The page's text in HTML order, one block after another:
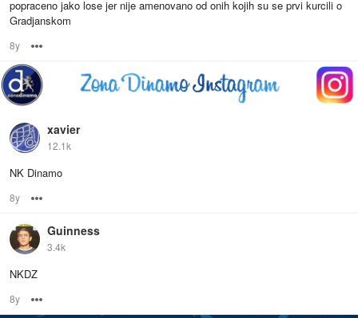
popraceno jako lose jer nije amenovano od onih kojih su se prvi kurcili o
Gradjanskom
8y
xavier
12.1k
NK Dinamo
8y
Guinness
3.4k
NKDZ
8y